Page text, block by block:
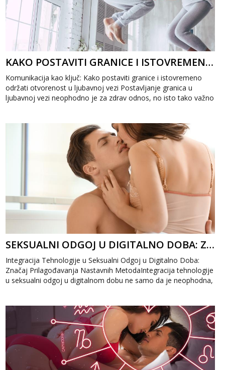
KAKO POSTAVITI GRANICE I ISTOVREMENO ODRŽATI OTVORENOST U LJUBAVNOJ VEZI
Komunikacija kao ključ: Kako postaviti granice i istovremeno
održati otvorenost u ljubavnoj vezi Postavljanje granica u
ljubavnoj vezi neophodno je za zdrav odnos, no isto tako važno
SEKSUALNI ODGOJ U DIGITALNO DOBA: ZNAČAJ PRILAGOĐAVANJA NASTAVNIH METODA
Integracija Tehnologije u Seksualni Odgoj u Digitalno Doba:
Značaj Prilagođavanja Nastavnih MetodaIntegracija tehnologije
u seksualni odgoj u digitalnom dobu ne samo da je neophodna,